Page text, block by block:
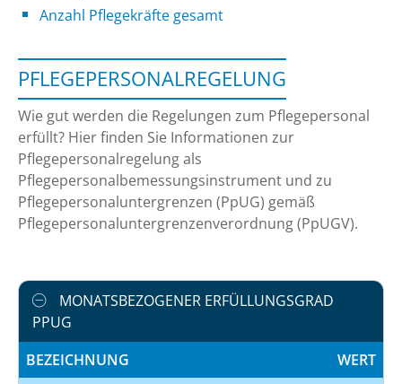
Anzahl Pflegekräfte gesamt
PFLEGEPERSONALREGELUNG
Wie gut werden die Regelungen zum Pflegepersonal
erfüllt? Hier finden Sie Informationen zur
Pflegepersonalregelung als
Pflegepersonalbemessungsinstrument und zu
Pflegepersonaluntergrenzen (PpUG) gemäß
Pflegepersonaluntergrenzenverordnung (PpUGV).
MONATSBEZOGENER ERFÜLLUNGSGRAD
PPUG
BEZEICHNUNG
WERT